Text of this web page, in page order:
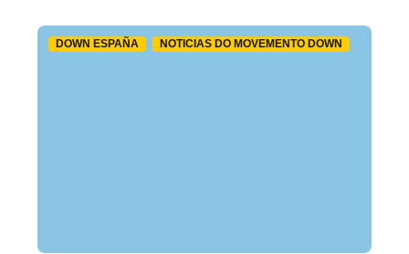
DOWN ESPAÑA NOTICIAS DO MOVEMENTO DOWN